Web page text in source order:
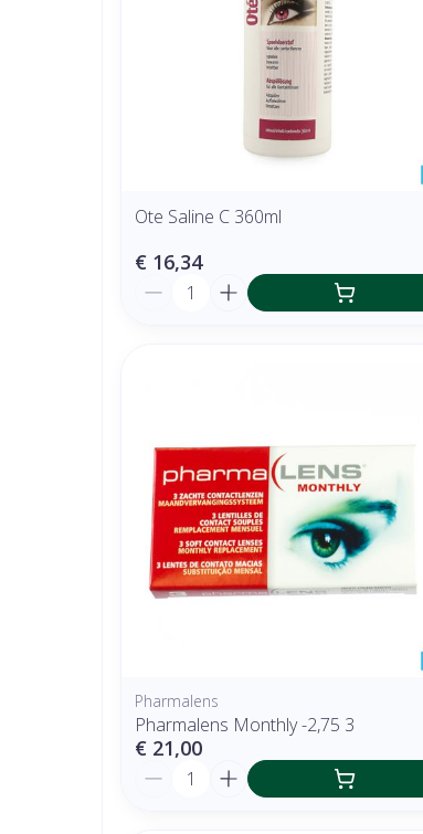
Ote Saline C 360ml
€ 16,34
Aantal
Pharmalens
Pharmalens Monthly -2,75 3
€ 21,00
Aantal